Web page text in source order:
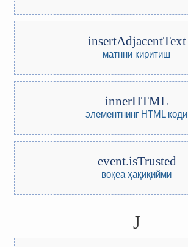
insertAdjacentText
матнни киритиш
innerHTML
элементнинг HTML коди
event.isTrusted
воқеа ҳақиқийми
J